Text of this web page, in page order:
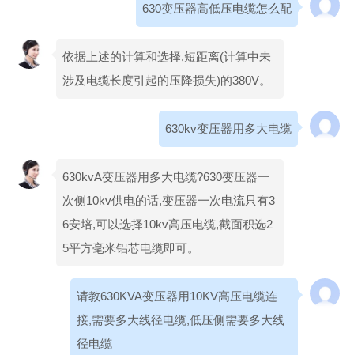
630变压器高低压电缆怎么配
依据上述的计算和选择,短距离(计算中未
涉及电缆长度引起的压降损失)的380V。
630kv变压器用多大电缆
630kvA变压器用多大电缆?630变压器一
次侧10kv供电的话,变压器一次电流只有3
6安培,可以选择10kv高压电缆,截面积选2
5平方毫米铝芯电缆即可。
请教630KVA变压器用10KV高压电缆连
接,需要多大线径电缆,低压侧需要多大线
径电缆